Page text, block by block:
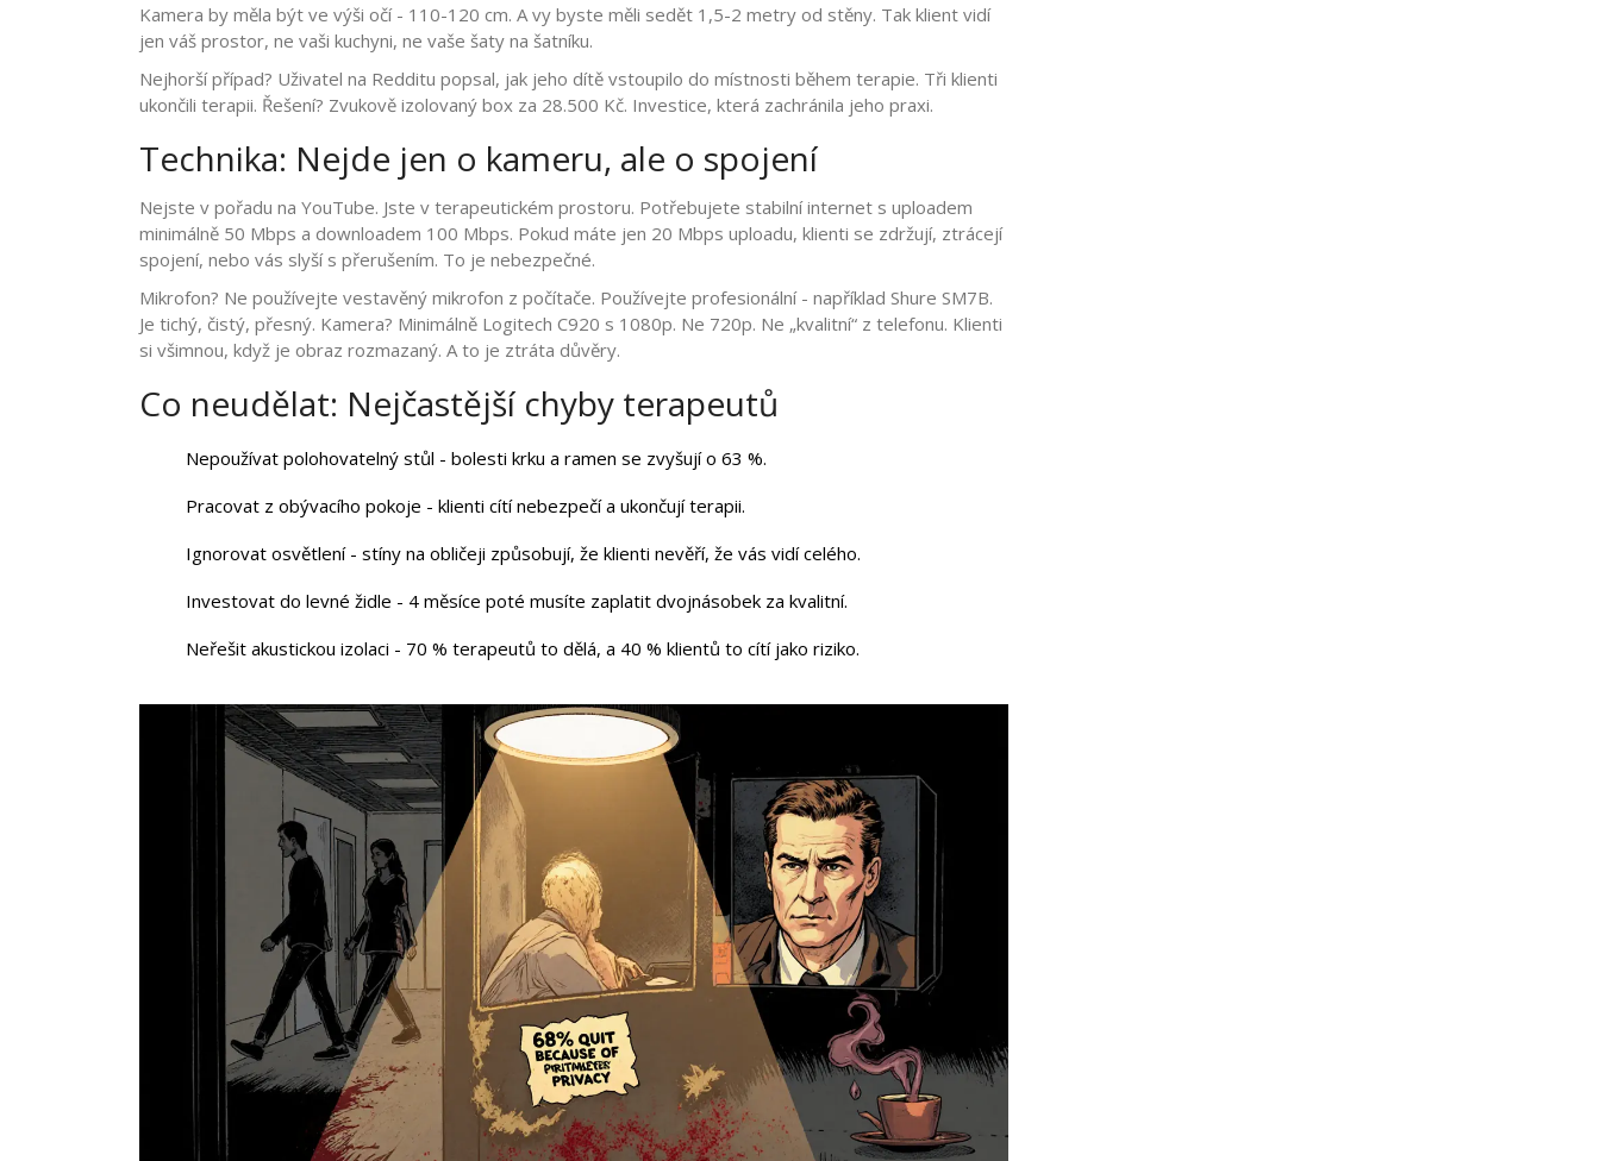
Kamera by měla být ve výši očí - 110-120 cm. A vy byste měli sedět 1,5-2 metry od stěny. Tak klient vidí
jen váš prostor, ne vaši kuchyni, ne vaše šaty na šatníku.
Nejhorší případ? Uživatel na Redditu popsal, jak jeho dítě vstoupilo do místnosti během terapie. Tři klienti
ukončili terapii. Řešení? Zvukově izolovaný box za 28.500 Kč. Investice, která zachránila jeho praxi.
Technika: Nejde jen o kameru, ale o spojení
Nejste v pořadu na YouTube. Jste v terapeutickém prostoru. Potřebujete stabilní internet s uploadem
minimálně 50 Mbps a downloadem 100 Mbps. Pokud máte jen 20 Mbps uploadu, klienti se zdržují, ztrácejí
spojení, nebo vás slyší s přerušením. To je nebezpečné.
Mikrofon? Ne používejte vestavěný mikrofon z počítače. Používejte profesionální - například Shure SM7B.
Je tichý, čistý, přesný. Kamera? Minimálně Logitech C920 s 1080p. Ne 720p. Ne „kvalitní“ z telefonu. Klienti
si všimnou, když je obraz rozmazaný. A to je ztráta důvěry.
Co neudělat: Nejčastější chyby terapeutů
Nepoužívat polohovatelný stůl - bolesti krku a ramen se zvyšují o 63 %.
Pracovat z obývacího pokoje - klienti cítí nebezpečí a ukončují terapii.
Ignorovat osvětlení - stíny na obličeji způsobují, že klienti nevěří, že vás vidí celého.
Investovat do levné židle - 4 měsíce poté musíte zaplatit dvojnásobek za kvalitní.
Neřešit akustickou izolaci - 70 % terapeutů to dělá, a 40 % klientů to cítí jako riziko.